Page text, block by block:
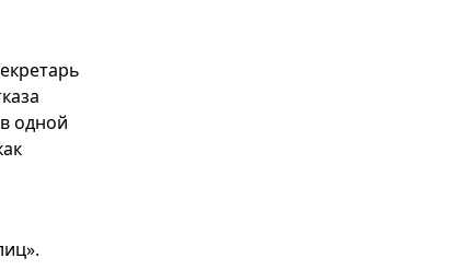
одной